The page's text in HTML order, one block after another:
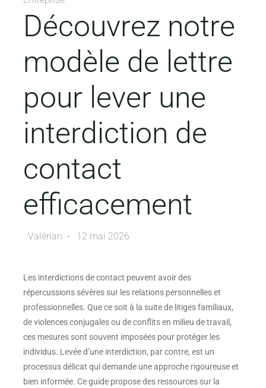
Découvrez notre
modèle de lettre
pour lever une
interdiction de
contact
efficacement
Valérian 12 mai 2026
Les interdictions de contact peuvent avoir des
répercussions sévères sur les relations personnelles et
professionnelles. Que ce soit à la suite de litiges familiaux,
de violences conjugales ou de conflits en milieu de travail,
ces mesures sont souvent imposées pour protéger les
individus. Levée d’une interdiction, par contre, est un
processus délicat qui demande une approche rigoureuse et
bien informée. Ce guide propose des ressources sur la